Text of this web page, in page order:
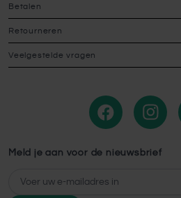
Betalen
Retourneren
Veelgestelde vragen
Meld je aan voor de nieuwsbrief
E-mailadres